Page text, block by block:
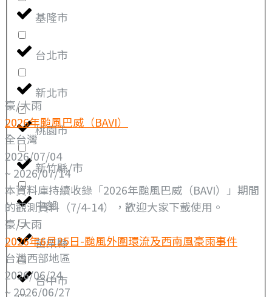
基隆市
台北市
新北市
桃園市
新竹縣/市
中部
苗栗縣
台中市
豪/大雨
2026年颱風巴威（BAVI）
全台灣
2026/07/04
~ 2026/07/14
本資料庫持續收錄「2026年颱風巴威（BAVI）」期間
的觀測資料（7/4-14），歡迎大家下載使用。
豪/大雨
2026年6月25日-颱風外圍環流及西南風豪雨事件
台灣西部地區
2026/06/24
~ 2026/06/27